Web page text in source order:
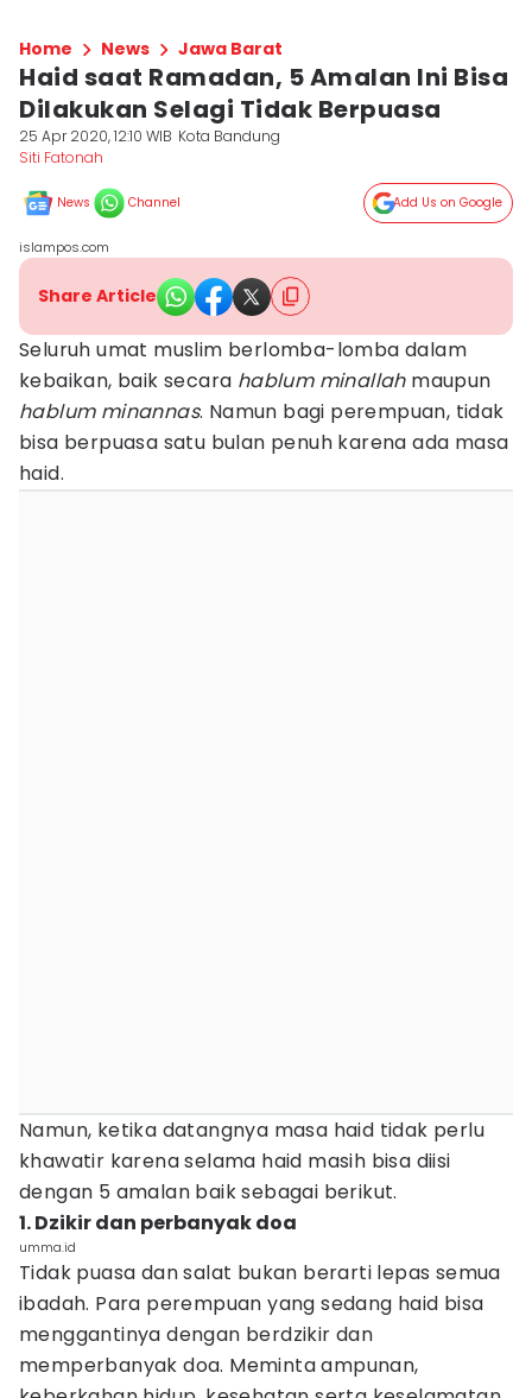
Home News Jawa Barat
Haid saat Ramadan, 5 Amalan Ini Bisa
Dilakukan Selagi Tidak Berpuasa
25 Apr 2020, 12:10 WIB Kota Bandung
Siti Fatonah
News Channel Add Us on Google
islampos.com
Share Article
Seluruh umat muslim berlomba-lomba dalam
kebaikan, baik secara hablum minallahmaupun
hablum minannas. Namun bagi perempuan, tidak
bisa berpuasa satu bulan penuh karena ada masa
haid.
Namun, ketika datangnya masa haid tidak perlu
khawatir karena selama haid masih bisa diisi
dengan 5 amalan baik sebagai berikut.
1. Dzikir dan perbanyak doa
umma.id
Tidak puasa dan salat bukan berarti lepas semua
ibadah. Para perempuan yang sedang haid bisa
menggantinya dengan berdzikir dan
memperbanyak doa. Meminta ampunan,